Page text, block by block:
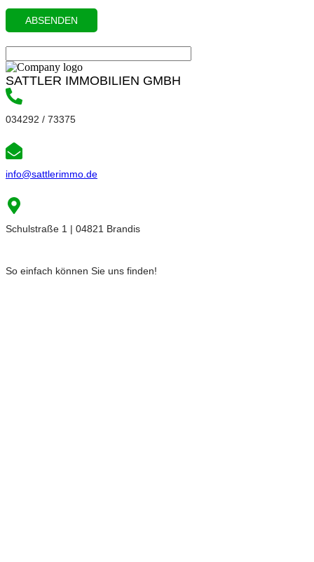
SATTLER IMMOBILIEN GMBH
034292 / 73375
info@sattlerimmo.de
Schulstraße 1 | 04821 Brandis
So einfach können Sie uns finden!